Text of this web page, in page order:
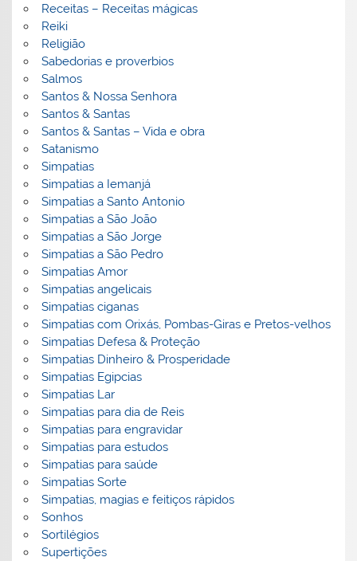
Receitas – Receitas mágicas
Reiki
Religião
Sabedorias e proverbios
Salmos
Santos & Nossa Senhora
Santos & Santas
Santos & Santas – Vida e obra
Satanismo
Simpatias
Simpatias a Iemanjá
Simpatias a Santo Antonio
Simpatias a São João
Simpatias a São Jorge
Simpatias a São Pedro
Simpatias Amor
Simpatias angelicais
Simpatias ciganas
Simpatias com Orixás, Pombas-Giras e Pretos-velhos
Simpatias Defesa & Proteção
Simpatias Dinheiro & Prosperidade
Simpatias Egipcias
Simpatias Lar
Simpatias para dia de Reis
Simpatias para engravidar
Simpatias para estudos
Simpatias para saúde
Simpatias Sorte
Simpatias, magias e feitiços rápidos
Sonhos
Sortilégios
Supertições